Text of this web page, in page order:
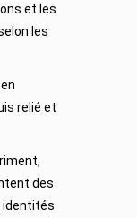
et les
les
relié et
des
identités